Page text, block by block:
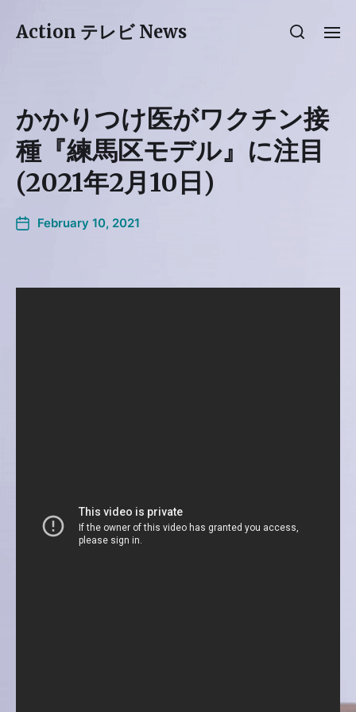
Action テレビ News
かかりつけ医がワクチン接
種『練馬区モデル』に注目
(2021年2月10日)
February 10, 2021